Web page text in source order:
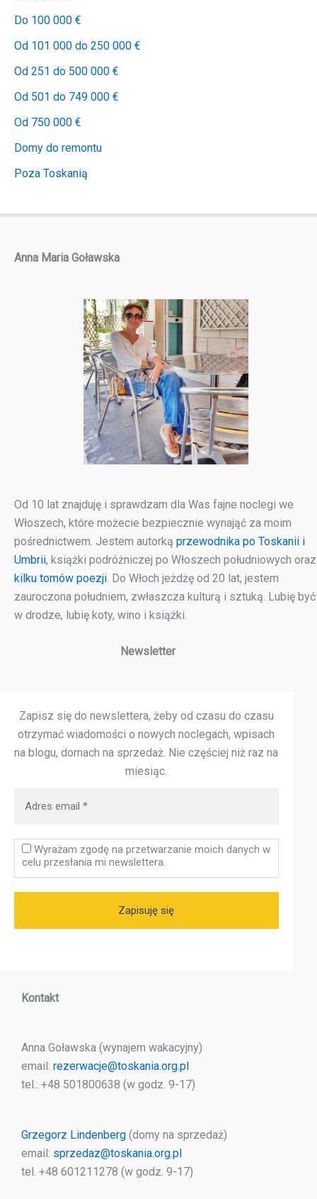
Do 100 000 €
Od 101 000 do 250 000 €
Od 251 do 500 000 €
Od 501 do 749 000 €
Od 750 000 €
Domy do remontu
Poza Toskanią
Anna Maria Goławska
Od 10 lat znajduję i sprawdzam dla Was fajne noclegi we
Włoszech, które możecie bezpiecznie wynająć za moim
pośrednictwem. Jestem autorką przewodnika po Toskanii i
Umbrii, książki podróżniczej po Włoszech południowych oraz
kilku tomów poezji. Do Włoch jeżdżę od 20 lat, jestem
zauroczona południem, zwłaszcza kulturą i sztuką. Lubię być
w drodze, lubię koty, wino i książki.
Newsletter
Zapisz się do newslettera, żeby od czasu do czasu
otrzymać wiadomości o nowych noclegach, wpisach
na blogu, domach na sprzedaż. Nie częściej niż raz na
miesiąc.
Wyrażam zgodę na przetwarzanie moich danych w
celu przesłania mi newslettera.
Kontakt
Anna Goławska (wynajem wakacyjny)
email: rezerwacje@toskania.org.pl
tel.: +48 501800638 (w godz. 9-17)
Grzegorz Lindenberg (domy na sprzedaż)
email: sprzedaz@toskania.org.pl
tel. +48 601211278 (w godz. 9-17)